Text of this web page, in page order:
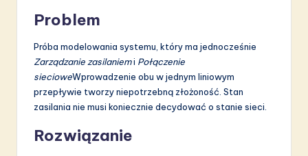
Problem
Próba modelowania systemu, który ma jednocześnie
Zarządzanie zasilaniemi Połączenie
siecioweWprowadzenie obu w jednym liniowym
przepływie tworzy niepotrzebną złożoność. Stan
zasilania nie musi koniecznie decydować o stanie sieci.
Rozwiązanie